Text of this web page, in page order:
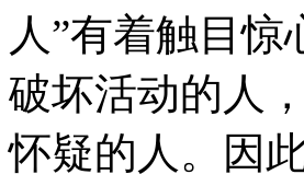
人”有着触目
破坏活动的人
怀疑的人。因